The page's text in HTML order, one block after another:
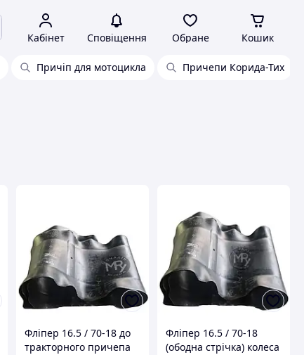
Кабінет Сповіщення Обране Кошик
Причіп для мотоцикла Причепи Корида-Тих
Фліпер 16.5 / 70-18 до
тракторного причепа
Фліпер 16.5 / 70-18
(ободна стрічка) колеса